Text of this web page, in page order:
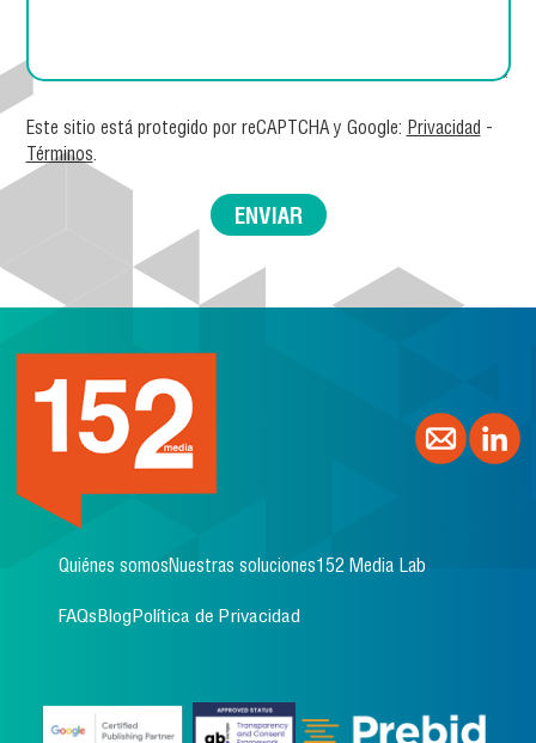
Este sitio está protegido por reCAPTCHA y Google: Privacidad -
Términos.
Quiénes somos Nuestras soluciones 152 Media Lab
FAQsBlog Política de Privacidad